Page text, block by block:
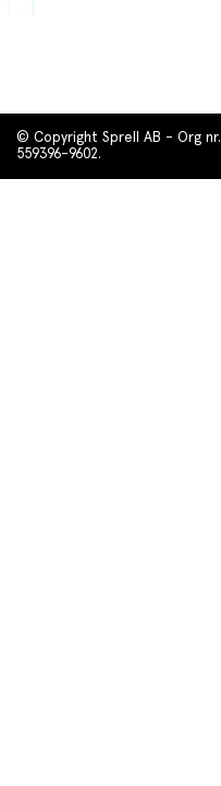
© Copyright Sprell AB - Org nr.
559396-9602.